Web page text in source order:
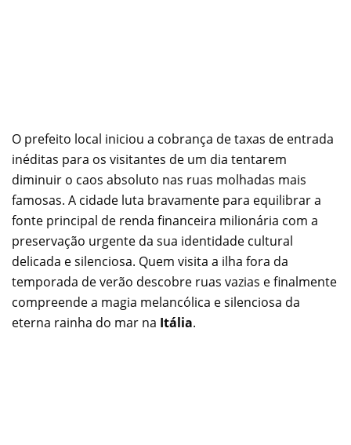
O prefeito local iniciou a cobrança de taxas de entrada
inéditas para os visitantes de um dia tentarem
diminuir o caos absoluto nas ruas molhadas mais
famosas. A cidade luta bravamente para equilibrar a
fonte principal de renda financeira milionária com a
preservação urgente da sua identidade cultural
delicada e silenciosa. Quem visita a ilha fora da
temporada de verão descobre ruas vazias e finalmente
compreende a magia melancólica e silenciosa da
eterna rainha do mar na Itália.